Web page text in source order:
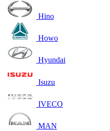
Hino
Howo
Hyundai
Isuzu
IVECO
MAN